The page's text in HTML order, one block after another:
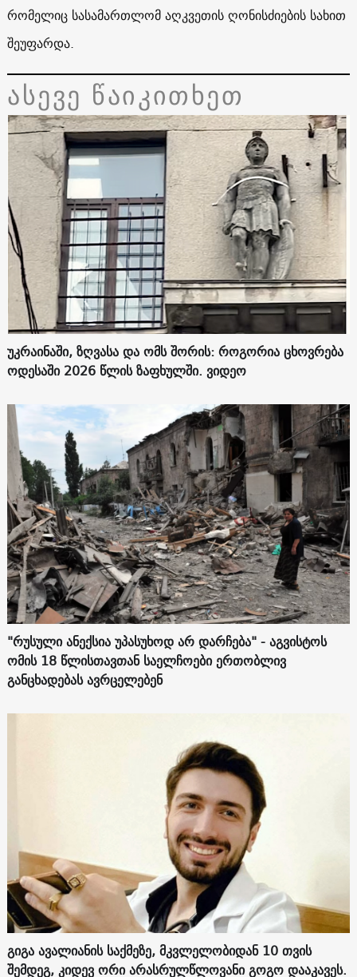
რომელიც სასამართლომ აღკვეთის ღონისძიების სახით
შეუფარდა.
ასევე წაიკითხეთ
უკრაინაში, ზღვასა და ომს შორის: როგორია ცხოვრება
ოდესაში 2026 წლის ზაფხულში. ვიდეო
"რუსული ანექსია უპასუხოდ არ დარჩება" - აგვისტოს
ომის 18 წლისთავთან საელჩოები ერთობლივ
განცხადებას ავრცელებენ
გიგა ავალიანის საქმეზე, მკვლელობიდან 10 თვის
შემდეგ, კიდევ ორი არასრულწლოვანი გოგო დააკავეს.